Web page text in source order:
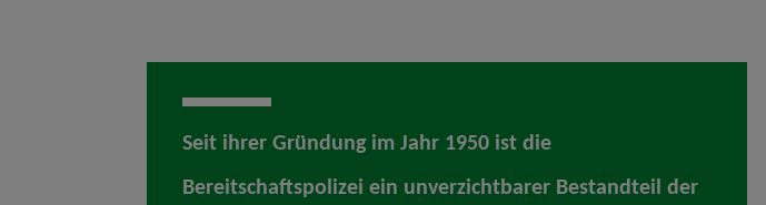
Seit ihrer Gründung im Jahr 1950 ist die
Bereitschaftspolizei ein unverzichtbarer Bestandteil der